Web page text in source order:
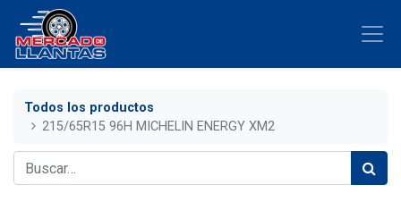
Todos los productos
215/65R15 96H MICHELIN ENERGY XM2